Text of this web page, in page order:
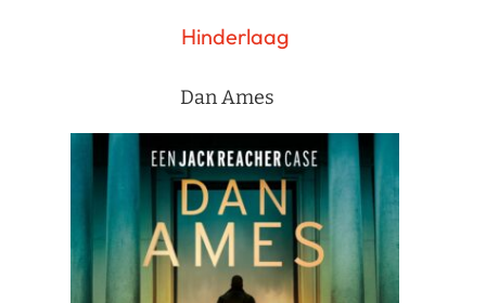
Hinderlaag
Dan Ames